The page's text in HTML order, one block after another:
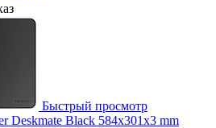
Быстрый просмотр
Deskmate Black 584x301x3 mm